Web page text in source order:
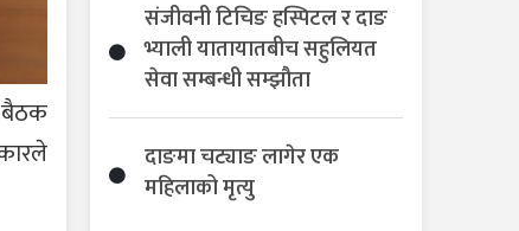
बैठक
संजीवनी टिचिङ हस्पिटल र दाङ
भ्याली यातायातबीच सहुलियत
सेवा सम्बन्धी सम्झौता
दाङमा चट्याङ लागेर एक
महिलाको मृत्यु